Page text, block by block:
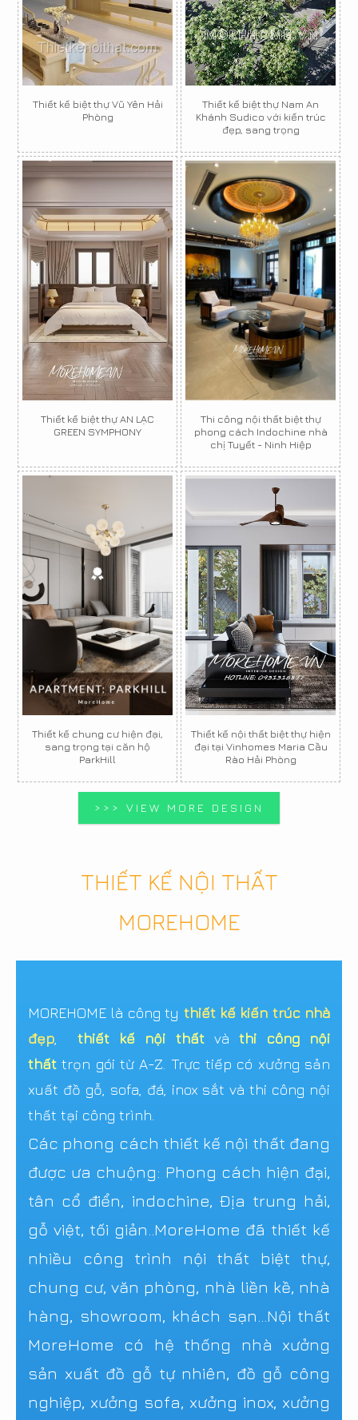
Thiết kế biệt thự Vũ Yên Hải
Phòng
Thiết kế biệt thự Nam An
Khánh Sudico với kiến trúc
đẹp, sang trọng
Thiết kế biệt thự AN LẠC
GREEN SYMPHONY
Thi công nội thất biệt thự
phong cách Indochine nhà
chị Tuyết - Ninh Hiệp
Thiết kế chung cư hiện đại,
sang trọng tại căn hộ
ParkHill
Thiết kế nội thất biệt thự hiện
đại tại Vinhomes Maria Cầu
Rào Hải Phòng
>>> VIEW MORE DESIGN
THIẾT KẾ NỘI THẤT
MOREHOME
MOREHOME là công ty thiết kế kiến trúc nhà
đẹp, thiết kế nội thấtvàthi công nội
thất trọn gói từ A-Z. Trực tiếp có xưởng sản
xuất đồ gỗ, sofa, đá, inox sắt và thi công nội
thất tại công trình.
Các phong cách thiết kế nội thất đang
được ưa chuộng: Phong cách hiện đại,
tân cổ điển, indochine, Địa trung hải,
gỗ việt, tối giản..MoreHome đã thiết kế
nhiều công trình nội thất biệt thự,
chung cư, văn phòng, nhà liền kề, nhà
hàng, showroom, khách sạn...Nội thất
MoreHome có hệ thống nhà xưởng
sản xuất đồ gỗ tự nhiên, đồ gỗ công
nghiệp, xưởng sofa, xưởng inox, xưởng